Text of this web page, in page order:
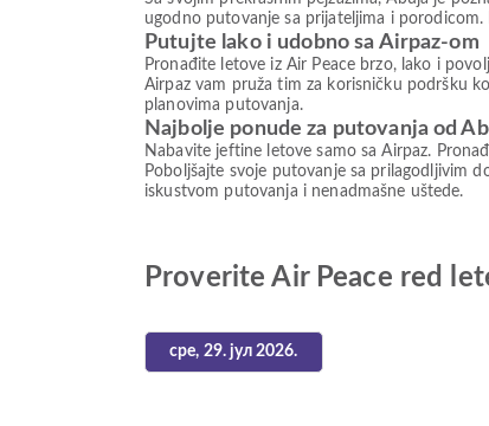
ugodno putovanje sa prijateljima i
Putujte lako i udobno sa Airpaz-om
Pronađite letove iz Air Peace brzo, lako i
Airpaz vam pruža tim za korisničku podršku
planovima putovanja.
Najbolje ponude za putovanja od
Nabavite jeftine letove samo sa Airpaz.
Poboljšajte svoje putovanje sa prilagodljivim
iskustvom putovanja i nenadmašne uštede.
Proverite Air Peace red
сре, 29. јул 2026.